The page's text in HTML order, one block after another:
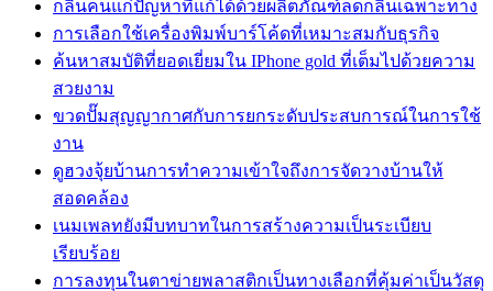
กลิ่นคนแก่ปัญหาที่แก้ได้ด้วยผลิตภัณฑ์ลดกลิ่นเฉพาะทาง
การเลือกใช้เครื่องพิมพ์บาร์โค้ดที่เหมาะสมกับธุรกิจ
ค้นหาสมบัติที่ยอดเยี่ยมใน IPhone gold ที่เต็มไปด้วยความ
สวยงาม
ขวดปั๊มสุญญากาศกับการยกระดับประสบการณ์ในการใช้
งาน
ดูฮวงจุ้ยบ้านการทำความเข้าใจถึงการจัดวางบ้านให้
สอดคล้อง
เนมเพลทยังมีบทบาทในการสร้างความเป็นระเบียบ
เรียบร้อย
การลงทุนในตาข่ายพลาสติกเป็นทางเลือกที่คุ้มค่าเป็นวัสดุ